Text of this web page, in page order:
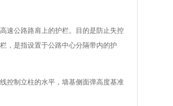
速公路路肩上的护栏。目的是防止失控
，是指设置于公路中心分隔带内的护
控制立柱的水平，墙基侧面弹高度基准